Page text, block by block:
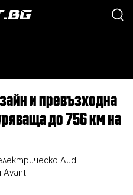
до 756 км на
Audi,
Avant